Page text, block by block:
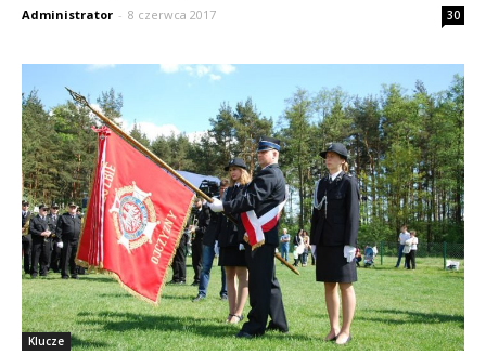
Administrator - 8 czerwca 2017 30
Klucze